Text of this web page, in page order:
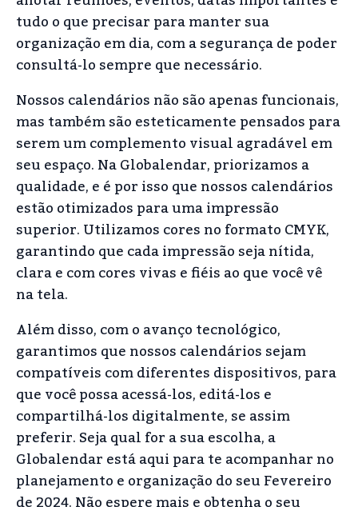
tudo o que precisar para manter sua
organização em dia, com a segurança de poder
consultá-lo sempre que necessário.
Nossos calendários não são apenas funcionais,
mas também são esteticamente pensados para
serem um complemento visual agradável em
seu espaço. Na Globalendar, priorizamos a
qualidade, e é por isso que nossos calendários
estão otimizados para uma impressão
superior. Utilizamos cores no formato CMYK,
garantindo que cada impressão seja nítida,
clara e com cores vivas e fiéis ao que você vê
na tela.
Além disso, com o avanço tecnológico,
garantimos que nossos calendários sejam
compatíveis com diferentes dispositivos, para
que você possa acessá-los, editá-los e
compartilhá-los digitalmente, se assim
preferir. Seja qual for a sua escolha, a
Globalendar está aqui para te acompanhar no
planejamento e organização do seu Fevereiro